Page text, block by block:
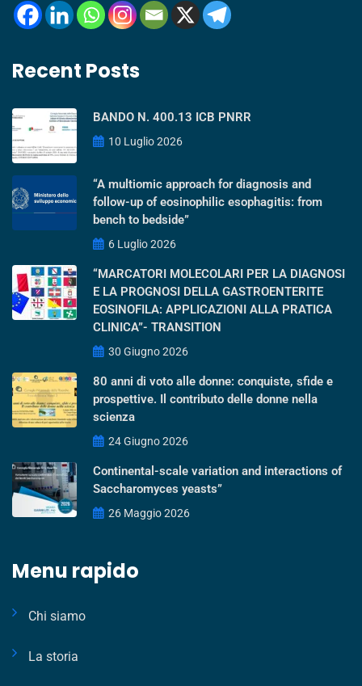
Recent Posts
BANDO N. 400.13 ICB PNRR
10 Luglio 2026
“A multiomic approach for diagnosis and
follow-up of eosinophilic esophagitis: from
bench to bedside”
6 Luglio 2026
“MARCATORI MOLECOLARI PER LA DIAGNOSI
E LA PROGNOSI DELLA GASTROENTERITE
EOSINOFILA: APPLICAZIONI ALLA PRATICA
CLINICA”- TRANSITION
30 Giugno 2026
80 anni di voto alle donne: conquiste, sfide e
prospettive. Il contributo delle donne nella
scienza
24 Giugno 2026
Continental-scale variation and interactions of
Saccharomyces yeasts”
26 Maggio 2026
Menu rapido
Chi siamo
La storia